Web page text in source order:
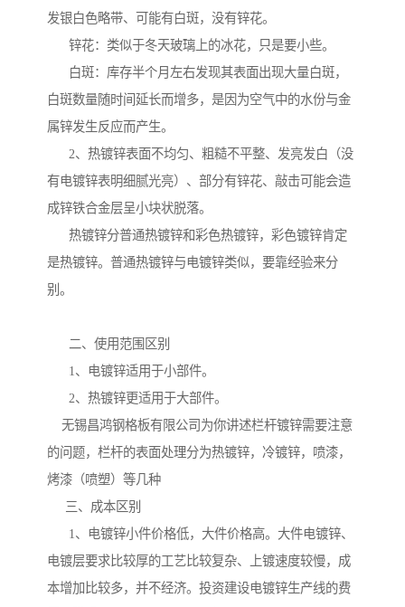
发银白色略带、可能有白斑，没有锌花。
锌花：类似于冬天玻璃上的冰花，只是要小些。
白斑：库存半个月左右发现其表面出现大量白斑，
白斑数量随时间延长而增多，是因为空气中的水份与金
属锌发生反应而产生。
2、热镀锌表面不均匀、粗糙不平整、发亮发白（没
有电镀锌表明细腻光亮）、部分有锌花、敲击可能会造
成锌铁合金层呈小块状脱落。
热镀锌分普通热镀锌和彩色热镀锌，彩色镀锌肯定
是热镀锌。普通热镀锌与电镀锌类似，要靠经验来分
别。
二、使用范围区别
1、电镀锌适用于小部件。
2、热镀锌更适用于大部件。
无锡昌鸿钢格板有限公司为你讲述栏杆镀锌需要注意
的问题，栏杆的表面处理分为热镀锌，冷镀锌，喷漆，
烤漆（喷塑）等几种
三、成本区别
1、电镀锌小件价格低，大件价格高。大件电镀锌、
电镀层要求比较厚的工艺比较复杂、上镀速度较慢，成
本增加比较多，并不经济。投资建设电镀锌生产线的费